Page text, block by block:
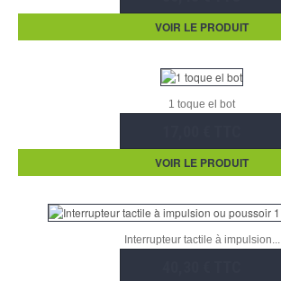
VOIR LE PRODUIT
1 toque el bot
VOIR LE PRODUIT
Interrupteur tactile à impulsion...